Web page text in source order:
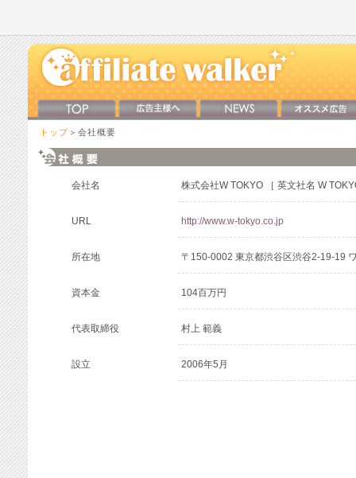
トップ ＞会社概要
会社名 株式会社W TOKYO ［ 英文社名 W
URL http://www.w-tokyo.co.jp
所在地 〒150-0002 東京都渋谷区渋谷2-19-19
資本金 104百万円
代表取締役 村上 範義
設立 2006年5月